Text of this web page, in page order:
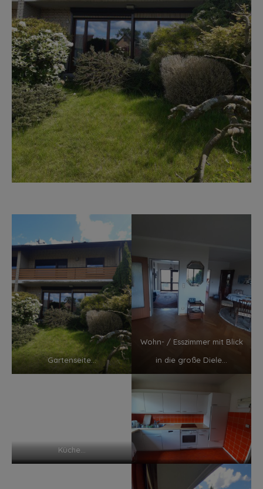
Gartenseite…
Wohn- / Esszimmer mit Blick
in die große Diele…
Küche…
Loggia im OG